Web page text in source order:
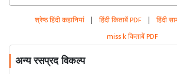
श्रेष्ठ हिंदी कहानियां | हिंदी किताबें PDF | हिंदी
miss k किताबें PDF
अन्य रसप्रद विकल्प